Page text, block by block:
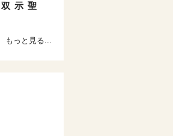
双 示 聖
もっと見る...